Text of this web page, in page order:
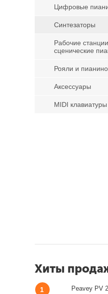
Цифровые
Синтезаторы
Рабочие
сценические
Рояли и пианино
Аксессуары
MIDI клавиатуры
Хиты
1 Peavey PV